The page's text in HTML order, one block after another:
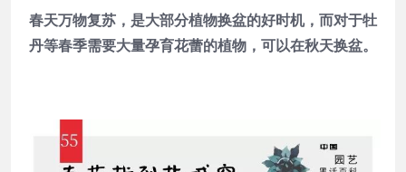
春天万物复苏，是大部分植物换盆的好时机，而对于牡
丹等春季需要大量孕育花蕾的植物，可以在秋天换盆。